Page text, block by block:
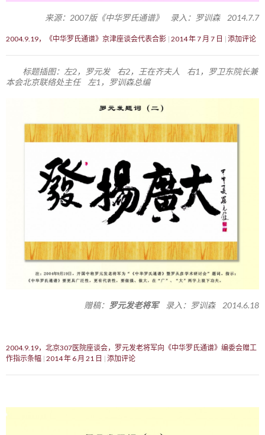
来源：2007版《中华罗氏通谱》 录入：罗训森 2014.7.7
2004.9.19，《中华罗氏通谱》京津座谈会代表合影 2014 年 7 月 7 日 添加评论
标题插图：左2，罗元发 右2，王在齐夫人 右1，罗卫东院长兼
本会北京联络处主任 左1，罗训森总编
赠稿： 罗元发老将军录入：罗训森 2014.6.18
2004.9.19，北京307医院座谈会，罗元发老将军向《中华罗氏通谱》编委会赠工
作指示条幅 2014 年 6 月 21 日 添加评论